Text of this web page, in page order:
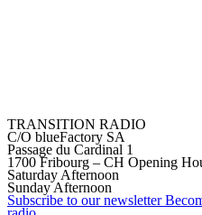
TRANSITION RADIO
C/O blueFactory SA
Passage du Cardinal 1
1700 Fribourg – CH Opening
Saturday Afternoon
Sunday Afternoon
Subscribe to ournewsletter